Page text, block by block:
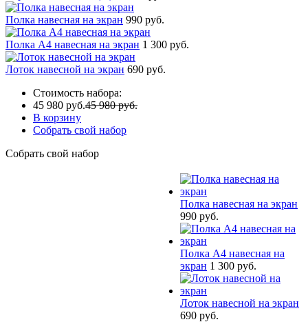
Полка навесная на экран 990 руб.
Полка А4 навесная на экран 1 300 руб.
Лоток навесной на экран 690 руб.
Стоимость набора:
45 980 руб.45 980 руб.
В корзину
Собрать свой набор
Собрать свой набор
Полка навесная на экран
990 руб.
Полка А4 навесная на
экран 1 300 руб.
Лоток навесной на экран
690 руб.